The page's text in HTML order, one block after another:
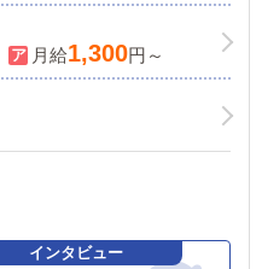
月給1,300円～